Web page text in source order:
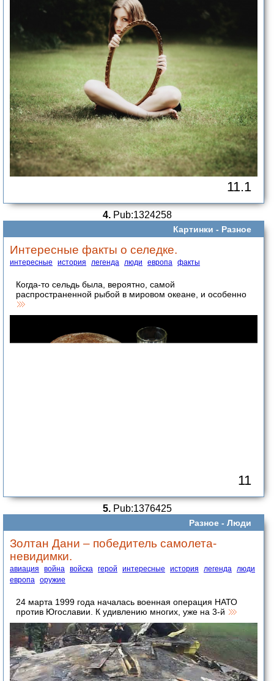
11.1
4.Pub:1324258
Картинки - Разное
Интересные факты о селедке.
интересные история легенда люди европа факты
Когда-то сельдь была, вероятно, самой
распространенной рыбой в мировом океане, и особенно
11
5.Pub:1376425
Разное - Люди
Золтан Дани – победитель самолета-
невидимки.
авиация война войска герой интересные история легенда
люди
европа
оружие
24 марта 1999 года началась военная операция НАТО
против Югославии. К удивлению многих, уже на 3-й